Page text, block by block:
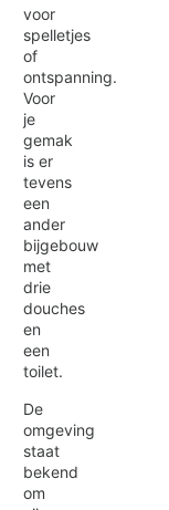
voor
spelletjes
of
ontspanning.
Voor
je
gemak
is er
tevens
een
ander
bijgebouw
met
drie
douches
en
een
toilet.
De
omgeving
staat
bekend
om